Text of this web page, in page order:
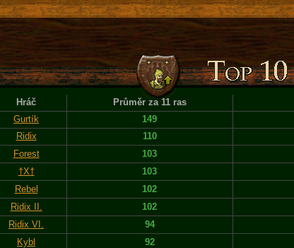
Hráč Průměr za 11 ras
Gurtík 149
Ridix 110
Forest 103
†X† 103
Rebel 102
Ridix II. 102
Ridix VI. 94
Kybl 92